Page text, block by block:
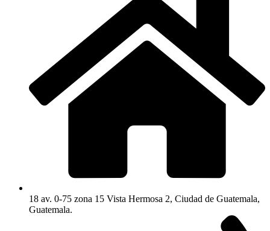
18 av. 0-75 zona 15 Vista Hermosa 2, Ciudad de Guatemala,
Guatemala.